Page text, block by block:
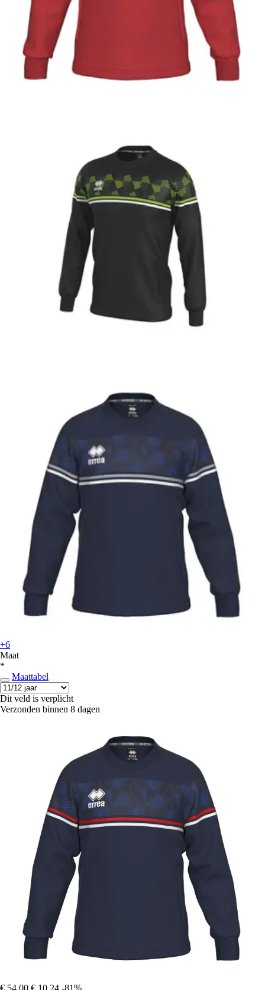
+6
Maat
*
Maattabel
Dit veld is verplicht
Verzonden binnen 8 dagen